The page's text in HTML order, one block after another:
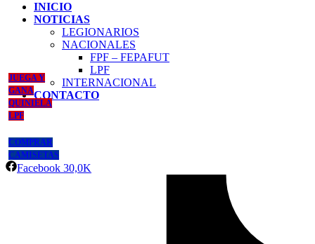
INICIO
NOTICIAS
LEGIONARIOS
NACIONALES
FPF – FEPAFUT
LPF
INTERNACIONAL
CONTACTO
JUEGA Y
GANA
QUINIELA
LPF
COMPRAR
CAMISETAS
Facebook 30,0K